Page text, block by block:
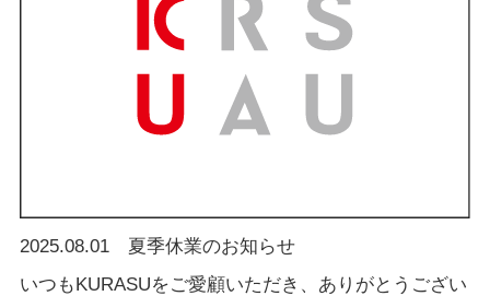
2025.08.01夏季休業のお知らせ
いつもKURASUをご愛顧いただき、ありがとうござい